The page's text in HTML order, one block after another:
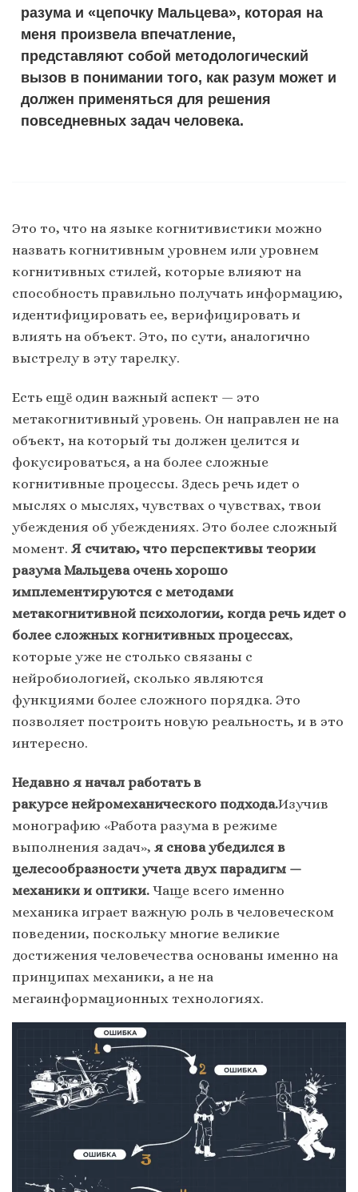
разума и «цепочку Мальцева», которая на
меня произвела впечатление,
представляют собой методологический
вызов в понимании того, как разум может и
должен применяться для решения
повседневных задач человека.
Это то, что на языке когнитивистики можно
назвать когнитивным уровнем или уровнем
когнитивных стилей, которые влияют на
способность правильно получать информацию,
идентифицировать ее, верифицировать и
влиять на объект. Это, по сути, аналогично
выстрелу в эту тарелку.
Есть ещё один важный аспект — это
метакогнитивный уровень. Он направлен не на
объект, на который ты должен целится и
фокусироваться, а на более сложные
когнитивные процессы. Здесь речь идет о
мыслях о мыслях, чувствах о чувствах, твои
убеждения об убеждениях. Это более сложный
момент. Я считаю, что перспективы теории
разума Мальцева очень хорошо
имплементируются с методами
метакогнитивной психологии, когда речь идет о
более сложных когнитивных процессах,
которые уже не столько связаны с
нейробиологией, сколько являются
функциями более сложного порядка. Это
позволяет построить новую реальность, и в это
интересно.
Недавно я начал работать в
ракурсе нейромеханического подхода.Изучив
монографию «Работа разума в режиме
выполнения задач», я снова убедился в
целесообразности учета двух парадигм —
механики и оптики. Чаще всего именно
механика играет важную роль в человеческом
поведении, поскольку многие великие
достижения человечества основаны именно на
принципах механики, а не на
мегаинформационных технологиях.